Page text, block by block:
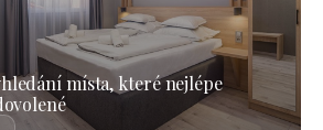
místa, které nejlépe